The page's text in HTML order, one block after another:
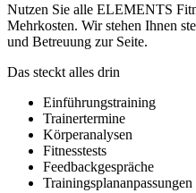
Nutzen Sie alle ELEMENTS
Mehrkosten. Wir stehen Ihnen
und Betreuung zur Seite.
Das steckt alles drin
Einführungstraining
Trainertermine
Körperanalysen
Fitnesstests
Feedbackgespräche
Trainingsplananpassungen